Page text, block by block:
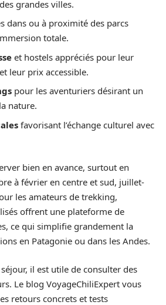
grandes villes.
dans ou à proximité des parcs
totale.
et hostels appréciés pour leur
leur prix accessible.
pour les aventuriers désirant un
nature.
favorisant l’échange culturel avec
bien en avance, surtout en
à février en centre et sud, juillet-
les amateurs de trekking,
offrent une plateforme de
ce qui simplifie grandement la
en Patagonie ou dans les Andes.
il est utile de consulter des
Le blog VoyageChiliExpert vous
retours concrets et tests